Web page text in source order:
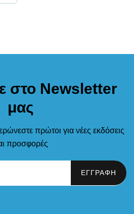
στο Newsletter
μας
πρώτοι για νέες εκδόσεις
προσφορές